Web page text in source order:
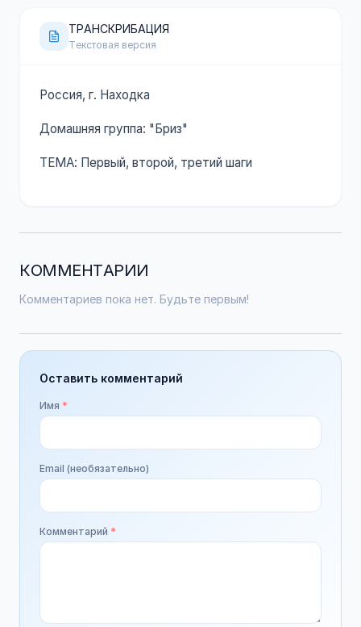
ТРАНСКРИБАЦИЯ
Текстовая версия
Россия, г. Находка
Домашняя группа: "Бриз"
ТЕМА: Первый, второй, третий шаги
КОММЕНТАРИИ
Комментариев пока нет. Будьте первым!
Оставить комментарий
Имя *
Email (необязательно)
Комментарий *